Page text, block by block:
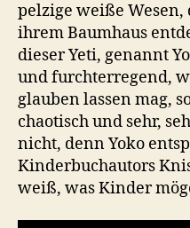
pelzige weiße Wesen,
ihrem Baumhaus
dieser Yeti, genannt
und furchterregend,
glauben lassen mag,
chaotisch und sehr,
nicht, denn Yoko
Kinderbuchautors
weiß, was Kinder